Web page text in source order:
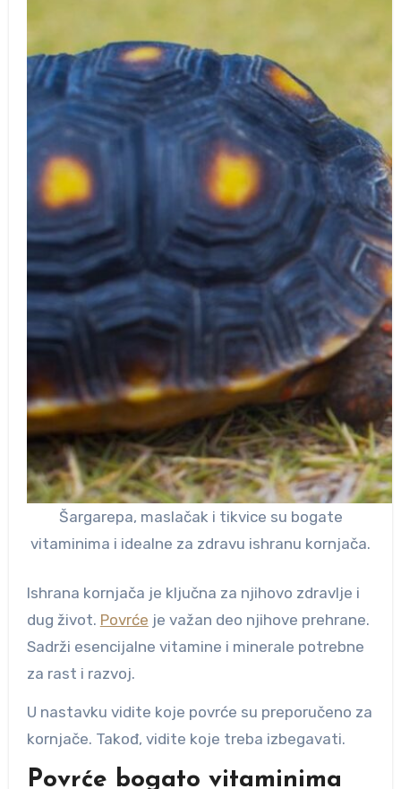
Šargarepa, maslačak i tikvice su bogate
vitaminima i idealne za zdravu ishranu kornjača.
Ishrana kornjača je ključna za njihovo zdravlje i
dug život. Povrće je važan deo njihove prehrane.
Sadrži esencijalne vitamine i minerale potrebne
za rast i razvoj.
U nastavku vidite koje povrće su preporučeno za
kornjače. Takođ, vidite koje treba izbegavati.
Povrće bogato vitaminima